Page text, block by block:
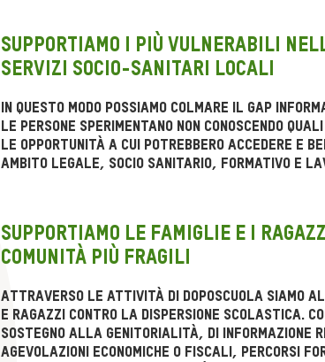
Supportiamo i più vulnerabili
servizi socio-sanitari locali
In questo modo possiamo colmare il gap
le persone sperimentano non conoscendo
le opportunità a cui potrebbero accedere e
ambito legale, socio sanitario, formativo e
Supportiamo le famiglie e i
comunità più fragili
Attraverso le attività di doposcuola siamo al
e ragazzi contro la dispersione scolastica.
sostegno alla genitorialità, di informazione
agevolazioni economiche o fiscali, percorsi